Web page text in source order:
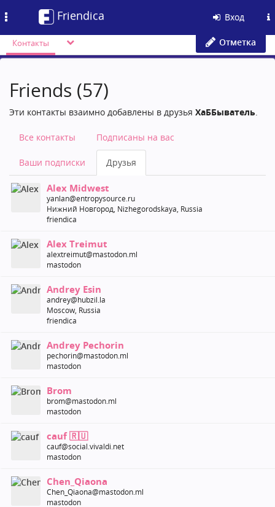
Friendica Вход
Контакты Отметка
Friends (57)
Эти контакты взаимно добавлены в друзья ХаББыватель.
Все контакты Подписаны на вас
Ваши подписки Друзья
Alex Midwest
yanlan@entropysource.ru
Нижний Новгород, Nizhegorodskaya, Russia
friendica
Alex Treimut
alextreimut@mastodon.ml
mastodon
Andrey Esin
andrey@hubzil.la
Moscow, Russia
friendica
Andrey Pechorin
pechorin@mastodon.ml
mastodon
Brom
brom@mastodon.ml
mastodon
cauf 🇷🇺
cauf@social.vivaldi.net
mastodon
Chen_Qiaona
Chen_Qiaona@mastodon.ml
mastodon